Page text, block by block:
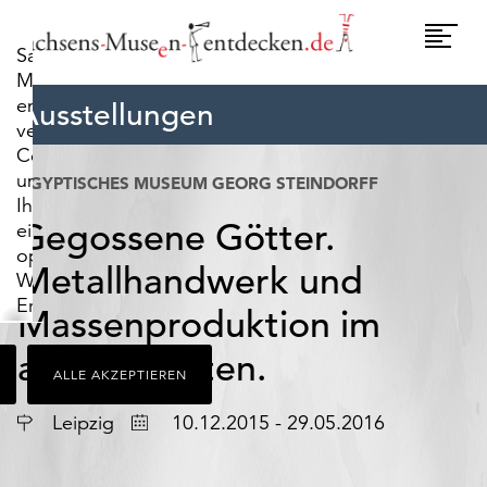
Sachsens-
Museen-
entdecken.de
verwendet
Cookies,
um
Ihnen
ein
optimales
Webseiten-
Erlebnis
zu
bieten.
Dazu
zählen
Cookies,
ALLE AKZEPTIEREN
Ausstellungen
ÄGYPTISCHES MUSEUM GEORG STEINDORFF
Gegossene Götter.
Metallhandwerk und
Massenproduktion im
alten Ägypten.
Ort Leipzig Datum10.12.2015 - 29.05.2016